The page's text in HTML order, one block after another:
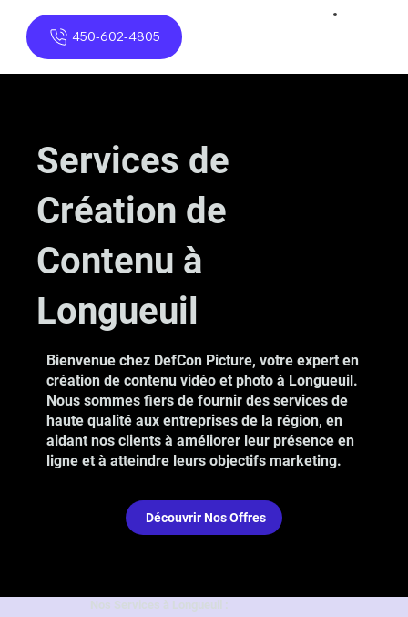
450-602-4805
Services de
Création de
Contenu à
Longueuil
Bienvenue chez DefCon Picture, votre expert en
création de contenu vidéo et photo à Longueuil.
Nous sommes fiers de fournir des services de
haute qualité aux entreprises de la région, en
aidant nos clients à améliorer leur présence en
ligne et à atteindre leurs objectifs marketing.
Découvrir Nos Offres
Nos Services à Longueuil :